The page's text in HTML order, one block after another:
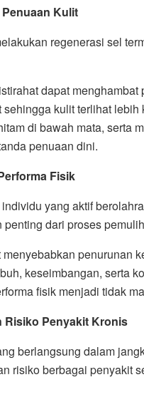
Kulit
regenerasi sel
dapat menghambat
kulit terlihat lebih
di bawah mata, serta
penuaan dini.
Fisik
yang aktif
penting dari proses
penurunan
keseimbangan, serta
fisik menjadi tidak
Risiko Penyakit Kronis
berlangsung dalam
risiko berbagai penyakit